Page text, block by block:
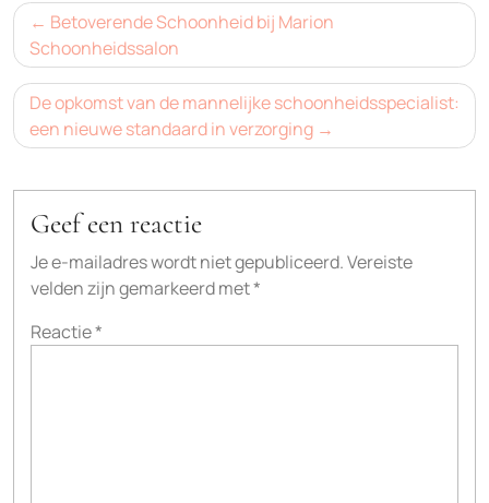
Bericht
navigatie
Betoverende Schoonheid bij Marion
Schoonheidssalon
De opkomst van de mannelijke schoonheidsspecialist:
een nieuwe standaard in verzorging
Geef een reactie
Je e-mailadres wordt niet gepubliceerd.Vereiste
velden zijn gemarkeerd met*
Reactie*